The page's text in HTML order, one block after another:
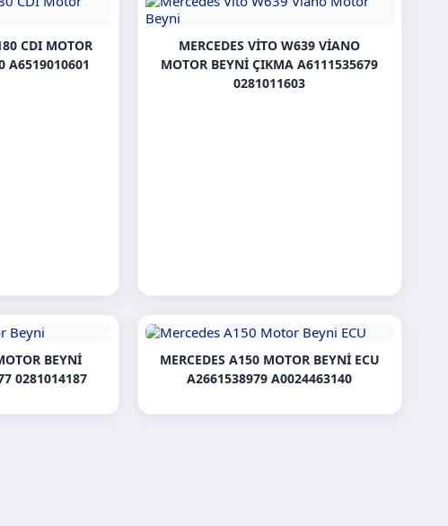
CDI MOTOR
A6519010601
MERCEDES VITO W639 VIANO
MOTOR BEYNI ÇIKMA A6111535679
0281011603
BEYNI
0281014187
MERCEDES A150 MOTOR BEYNI ECU
A2661538979 A0024463140